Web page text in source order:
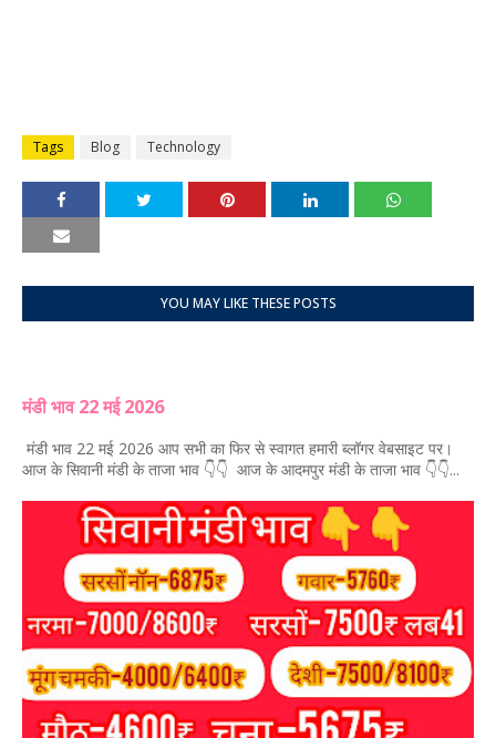
Tags Blog Technology
YOU MAY LIKE THESE POSTS
मंडी भाव 22 मई 2026
मंडी भाव 22 मई 2026 आप सभी का फिर से स्वागत हमारी ब्लॉगर वेबसाइट पर।
आज के सिवानी मंडी के ताजा भाव 👇👇 आज के आदमपुर मंडी के ताजा भाव 👇👇...